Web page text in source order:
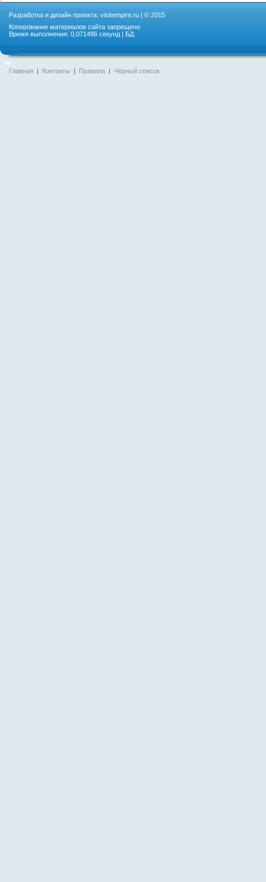
Разработка и дизайн проекта: visitempire.ru | © 2015
Копирование материалов сайта запрещено
Время выполнения: 0,071486 секунд | БД:
Главная | Контакты | Правила | Чёрный список